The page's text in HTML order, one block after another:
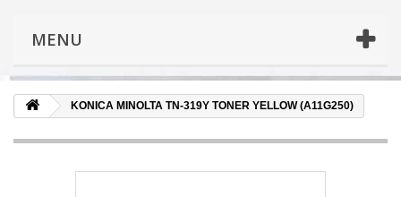
MENU
KONICA MINOLTA TN-319Y TONER YELLOW (A11G250)